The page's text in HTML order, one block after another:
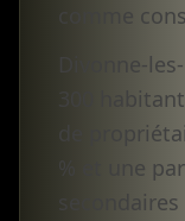
comme
Divonne-
300
de
% et une